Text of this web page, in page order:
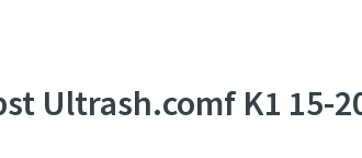
N M 1p
Ultrash.comf K1 15-